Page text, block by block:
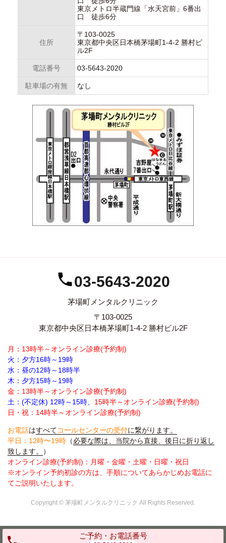
東京メトロ半蔵門線「水天宮前」6番出
口 徒歩6分
住所
〒103-0025
東京都中央区日本橋茅場町1-4-2 勝村ビ
ル2F
電話番号 03-5643-2020
駐車場の有無 なし
ご予約・お電話番号
03-5643-2020
茅場町メンタルクリニック
〒103-0025
東京都中央区日本橋茅場町1-4-2 勝村ビル2F
月：13時半～オンライン診療(予約制)
火：夕方16時～19時
水：昼の12時～18時半
木：夕方15時～19時
金：13時半～オンライン診療(予約制)
土：(不定休) 12時～15時、 15時半～オンライン診療(予約制)
日・祝：14時半～オンライン診療(予約制)
お電話はすべてコールセンターの受付に繋がります。
平日：12時〜19時 （必要な際は、当院から直接、後日に折り返し
致します。
）
オンライン診療(予約制)：月曜・金曜・土曜・日曜・祝日
※オンライン予約初診の方は、手順についてあらかじめお電話に
てご説明いたします。
Copyright © 茅場町メンタルクリニック All Rights Reserved.